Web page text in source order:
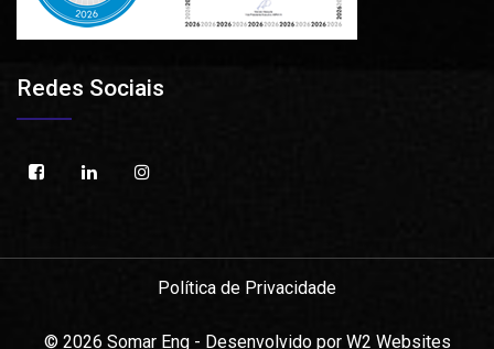
Redes Sociais
Política de Privacidade
© 2026 Somar Eng - Desenvolvido por W2 Websites